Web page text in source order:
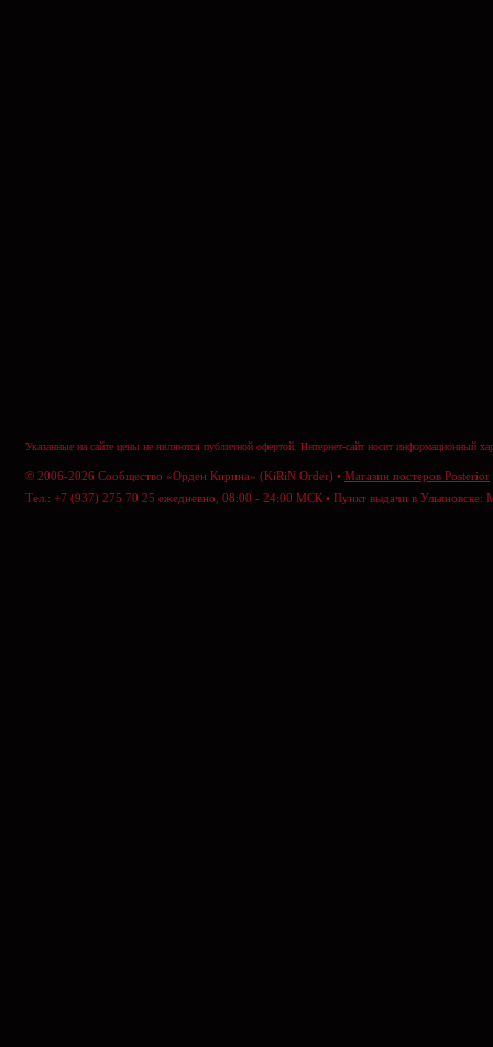
Указанные на сайте цены не являются публичной офертой. Интернет-сайт носит
© 2006-2026 Сообщество «Орден Кирина» (KiRiN Order) • Магазин постеров Posterior
Тел.: +7 (937) 275 70 25 ежедневно, 08:00 - 24:00 МСК • Пункт выдачи в Ульяновске: